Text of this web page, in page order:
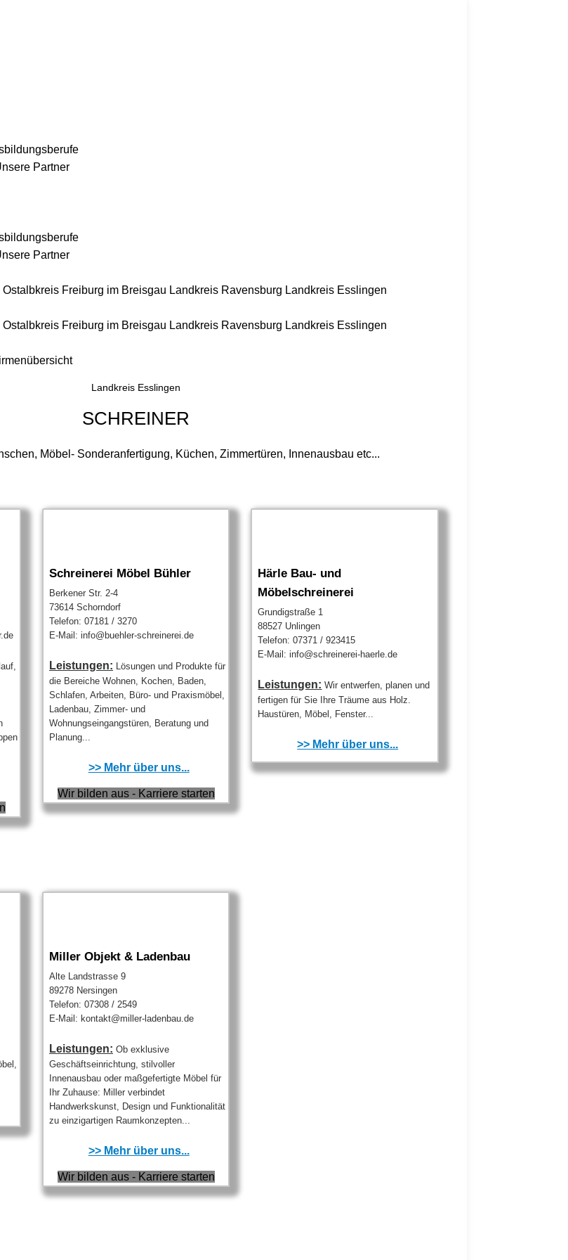
Partner
Partner
Ostalbkreis Freiburg im Breisgau Landkreis Ravensburg Landkreis Esslingen
Ostalbkreis Freiburg im Breisgau Landkreis Ravensburg Landkreis Esslingen
Landkreis Esslingen
SCHREINER
Möbel- Sonderanfertigung, Küchen, Zimmertüren, Innenausbau etc...
Schreinerei Möbel Bühler
Berkener Str. 2-4
73614 Schorndorf
Telefon: 07181 / 3270
E-Mail: info@buehler-schreinerei.de
Leistungen: Lösungen und Produkte für
die Bereiche Wohnen, Kochen, Baden,
Schlafen, Arbeiten, Büro- und Praxismöbel,
Ladenbau, Zimmer- und
Wohnungseingangstüren, Beratung und
Planung...
>> Mehr über uns...
Wir bilden aus - Karriere starten
Härle Bau- und
Möbelschreinerei
Grundigstraße 1
88527 Unlingen
Telefon: 07371 / 923415
E-Mail: info@schreinerei-haerle.de
Leistungen: Wir entwerfen, planen und
fertigen für Sie Ihre Träume aus Holz.
Haustüren, Möbel, Fenster...
>> Mehr über uns...
Miller Objekt & Ladenbau
Alte Landstrasse 9
89278 Nersingen
Telefon: 07308 / 2549
E-Mail: kontakt@miller-ladenbau.de
Leistungen: Ob exklusive
Geschäftseinrichtung, stilvoller
Innenausbau oder maßgefertigte Möbel für
Ihr Zuhause: Miller verbindet
Handwerkskunst, Design und Funktionalität
zu einzigartigen Raumkonzepten...
>> Mehr über uns...
Wir bilden aus - Karriere starten